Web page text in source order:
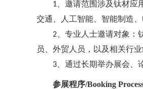
1 邀请范围涉及钛材应
交通、人工智能、智能制造
2
专业人士邀请对象：
员 、外贸人员， 以及相关行业
3
通过长期举办展会、
参展程序/Booking